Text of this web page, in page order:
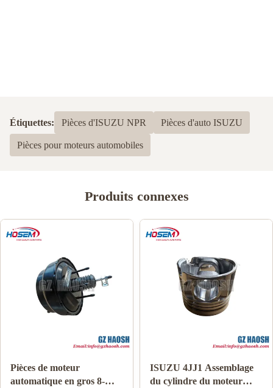
Étiquettes: Pièces d'ISUZU NPR Pièces d'auto ISUZU
Pièces pour moteurs automobiles
Produits connexes
d'origine japonais
0 pour le
Pièces de moteur
automatique en gros 8-